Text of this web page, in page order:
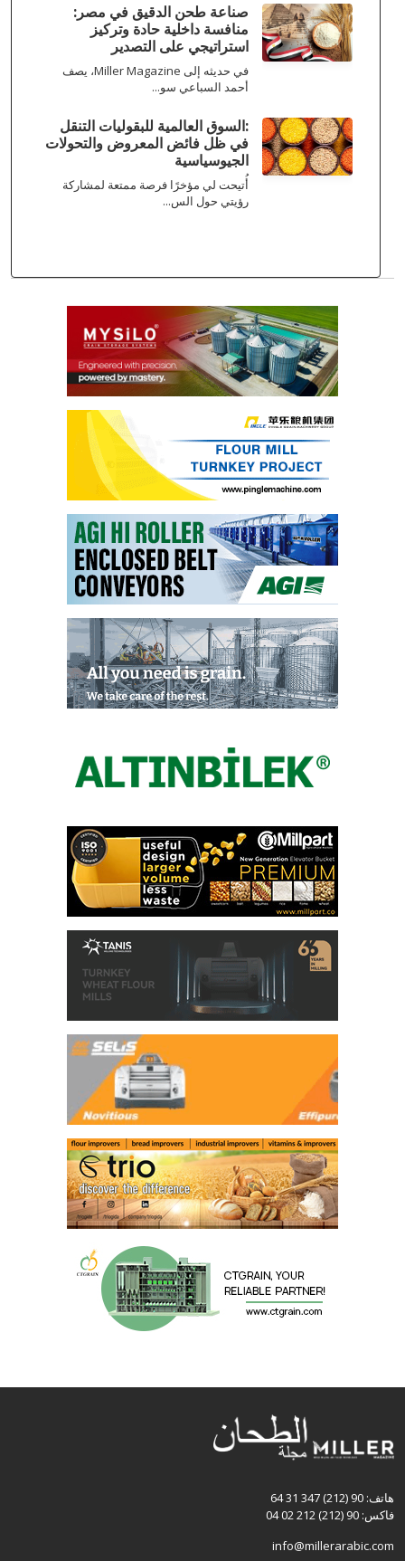
صناعة طحن الدقيق في مصر:
منافسة داخلية حادة وتركيز
استراتيجي على التصدير
في حديثه إلى Miller Magazine، يصف
أحمد السباعي سو...
:السوق العالمية للبقوليات التنقل
في ظل فائض المعروض والتحولات
الجيوسياسية
أُتيحت لي مؤخرًا فرصة ممتعة لمشاركة
رؤيتي حول الس...
هاتف: 90 (212) 347 31 64
فاكس: 90 (212) 212 02 04
info@millerarabic.com